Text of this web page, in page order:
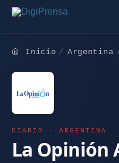
Inicio Argentina
DIARIO · ARGENTINA
La Opinión